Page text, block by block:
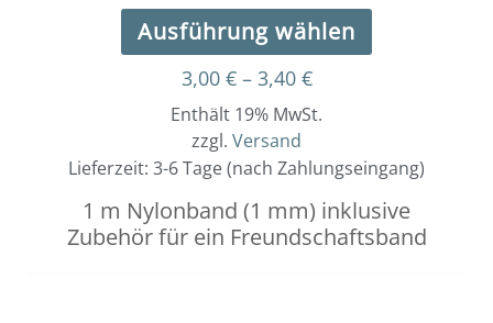
Ausführung wählen
3,00 € – 3,40 €
Enthält 19% MwSt.
zzgl. Versand
Lieferzeit: 3-6 Tage (nach Zahlungseingang)
1 m Nylonband (1 mm) inklusive
Zubehör für ein Freundschaftsband